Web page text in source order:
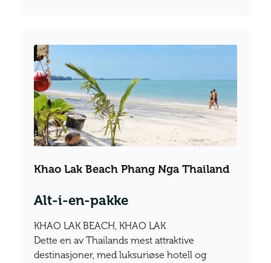
Khao Lak Beach Phang Nga Thailand
Alt-i-en-pakke
KHAO LAK BEACH, KHAO LAK
Dette en av Thailands mest attraktive
destinasjoner, med luksuriøse hotell og